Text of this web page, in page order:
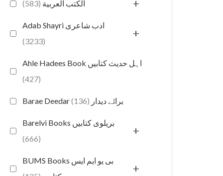
الكتب العربية (583) +
Adab Shayri ادب شاعری
(3233)
+
Ahle Hadees Book اہل حدیث کتابیں
(427)
Barae Deedar برائے دیدار (136)
Barelvi Books بریلوی کتابیں
(666)
+
BUMS Books بی یو ایم ایس
+